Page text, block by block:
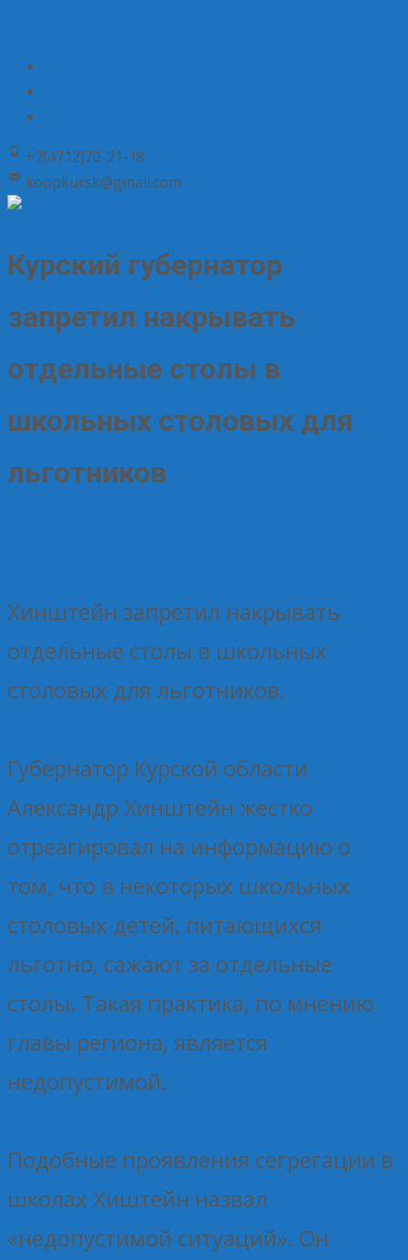
+7(4712)70-21-18
koopkursk@gmail.com
Курский губернатор
запретил накрывать
отдельные столы в
школьных столовых для
льготников
Хинштейн запретил накрывать
отдельные столы в школьных
столовых для льготников.
Губернатор Курской области
Александр Хинштейн жестко
отреагировал на информацию о
том, что в некоторых школьных
столовых детей, питающихся
льготно, сажают за отдельные
столы. Такая практика, по мнению
главы региона, является
недопустимой.
Подобные проявления сегрегации в
школах Хиштейн назвал
«недопустимой ситуаций». Он